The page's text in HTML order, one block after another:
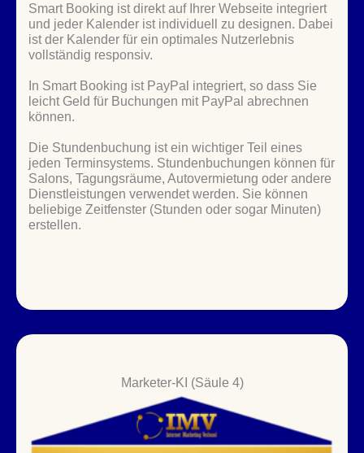
Smart Booking ist direkt auf Ihrer Webseite integriert
und jeder Kalender ist individuell zu designen. Dabei
ist der Kalender für ein optimales Nutzerlebnis
vollständig responsiv.
In Smart Booking ist PayPal integriert, so dass Sie
leicht Geld für Buchungen mit PayPal abrechnen
können.
Die Stundenbuchung ist ein wichtiger Teil eines
jeden Terminsystems. Stundenbuchungen können für
Salons, Tagungsräume, Autovermietung oder andere
Dienstleistungen verwendet werden. Sie können
beliebige Zeitfenster (Stunden oder sogar Minuten)
erstellen.
Marketer-KI (Säule 4)